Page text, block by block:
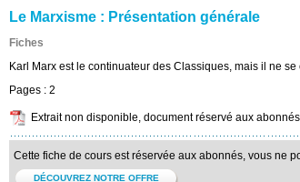
Le Marxisme : Présentation générale
Fiches
Karl Marx est le continuateur des Classiques, mais il ne
Pages : 2
Extrait non disponible, document réservé aux
Cette fiche de cours est réservée aux abonnés, vous ne
DÉCOUVREZ NOTRE OFFRE